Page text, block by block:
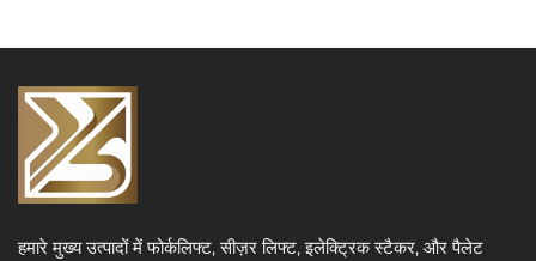
हमारे मुख्य उत्पादों में फोर्कलिफ्ट, सीज़र लिफ्ट, इलेक्ट्रिक स्टैकर, और पैलेट